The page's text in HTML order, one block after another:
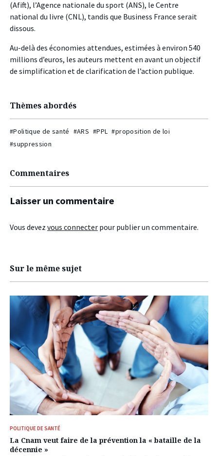
(Afift), l’Agence nationale du sport (ANS), le Centre
national du livre (CNL), tandis que Business France serait
dissous.
Au-delà des économies attendues, estimées à environ 540
millions d’euros, les auteurs mettent en avant un objectif
de simplification et de clarification de l’action publique.
Thèmes abordés
#Politique de santé #ARS #PPL #proposition de loi
#suppression
Commentaires
Laisser un commentaire
Vous devez vous connecter pour publier un commentaire.
Sur le même sujet
POLITIQUE DE SANTÉ
La Cnam veut faire de la prévention la « bataille de la
décennie »